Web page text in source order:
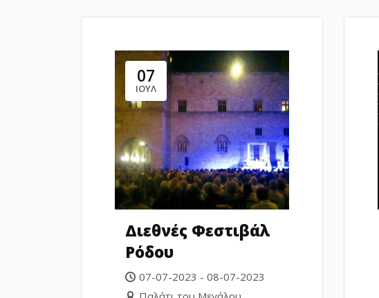
07
ΙΟΎΛ
Διεθνές Φεστιβάλ
Ρόδου
07-07-2023 - 08-07-2023